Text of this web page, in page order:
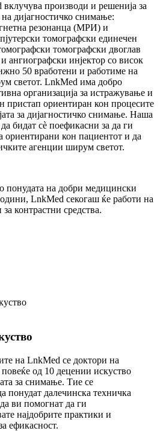
производи и решенија за
дијагностичко снимање:
резонанца (МРИ) и
томографски единечен
томографски двоглав
ангиографски инјектор со висок
50 вработени и работиме на
светот. LnkMed има добро
организација за истражување и
пристап ориентиран кон процесите
за дијагностичко снимање. Наша
бидат сè поефикасни за да ги
ориентирани кон пациентот и да
агенции ширум светот.
понудата на добри медицински
LnkMed секогаш ќе работи на
контрастни средства.
на LnkMed се доктори на
од 10 децении искуство
за снимање. Тие се
понудат далечинска техничка
ви помогнат да ги
најдобрите практики и
ефикасност.